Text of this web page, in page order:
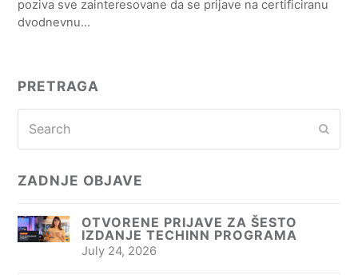
poziva sve zainteresovane da se prijave na certificiranu
dvodnevnu…
PRETRAGA
ZADNJE OBJAVE
OTVORENE PRIJAVE ZA ŠESTO
IZDANJE TECHINN PROGRAMA
July 24, 2026